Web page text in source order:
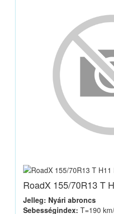
RoadX 155/70R13 T
Jelleg: Nyári abroncs
Sebességindex: T=190